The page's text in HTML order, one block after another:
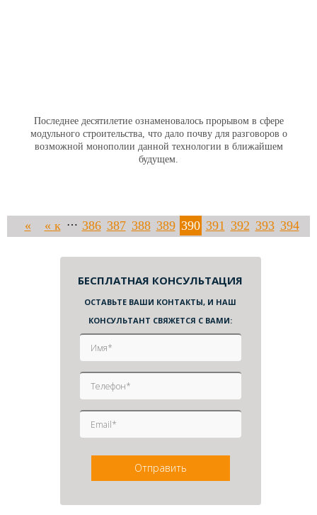
Последнее десятилетие ознаменовалось прорывом в сфере
модульного строительства, что дало почву для разговоров о
возможной монополии данной технологии в ближайшем
будущем.
«
« к … 386 387 388 389 390 391 392 393 394
400 410 420 430 440 450 460 470
520 530 540 550 560 …
в
конец
БЕСПЛАТНАЯ КОНСУЛЬТАЦИЯ
ОСТАВЬТЕ ВАШИ КОНТАКТЫ, И НАШ
КОНСУЛЬТАНТ СВЯЖЕТСЯ С ВАМИ:
Отправить